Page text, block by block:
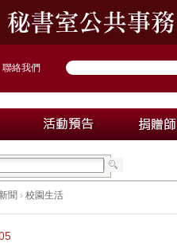
聯絡我們
聞 › 校園生活